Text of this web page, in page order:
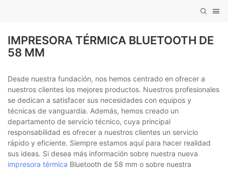
IMPRESORA TÉRMICA BLUETOOTH DE
58 MM
Desde nuestra fundación, nos hemos centrado en ofrecer a
nuestros clientes los mejores productos. Nuestros profesionales
se dedican a satisfacer sus necesidades con equipos y
técnicas de vanguardia. Además, hemos creado un
departamento de servicio técnico, cuya principal
responsabilidad es ofrecer a nuestros clientes un servicio
rápido y eficiente. Siempre estamos aquí para hacer realidad
sus ideas. Si desea más información sobre nuestra nueva
impresora térmica Bluetooth de 58 mm o sobre nuestra